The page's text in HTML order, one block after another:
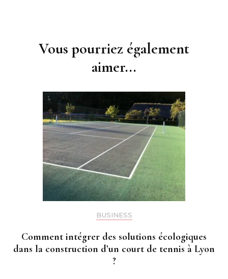
Vous pourriez également
aimer...
BUSINESS
Comment intégrer des solutions écologiques
dans la construction d’un court de tennis à Lyon
?